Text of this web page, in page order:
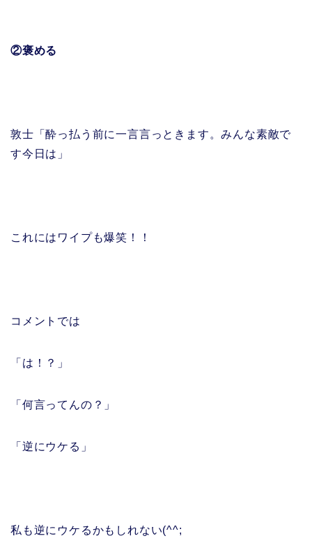
②褒める
敦士「酔っ払う前に一言言っときます。みんな素敵で
す今日は」
これにはワイプも爆笑！！
コメントでは
「は！？」
「何言ってんの？」
「逆にウケる」
私も逆にウケるかもしれない(^^;